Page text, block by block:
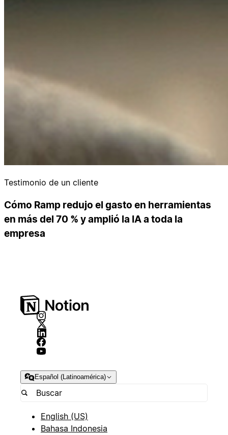
Testimonio de un cliente
Cómo Ramp redujo el gasto en herramientas
en más del 70 % y amplió la IA a toda la
empresa
Español (Latinoamérica)
English (US)
Bahasa Indonesia